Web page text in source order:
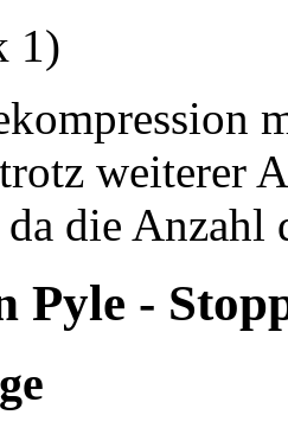
1)
weiterer
die
Pyle -